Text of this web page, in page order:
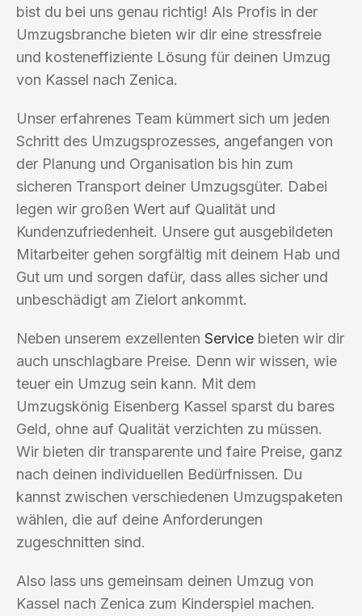
bist du bei uns genau richtig! Als Profis in der
Umzugsbranche bieten wir dir eine stressfreie
und kosteneffiziente Lösung für deinen Umzug
von Kassel nach Zenica.
Unser erfahrenes Team kümmert sich um jeden
Schritt des Umzugsprozesses, angefangen von
der Planung und Organisation bis hin zum
sicheren Transport deiner Umzugsgüter. Dabei
legen wir großen Wert auf Qualität und
Kundenzufriedenheit. Unsere gut ausgebildeten
Mitarbeiter gehen sorgfältig mit deinem Hab und
Gut um und sorgen dafür, dass alles sicher und
unbeschädigt am Zielort ankommt.
Neben unserem exzellenten Service bieten wir dir
auch unschlagbare Preise. Denn wir wissen, wie
teuer ein Umzug sein kann. Mit dem
Umzugskönig Eisenberg Kassel sparst du bares
Geld, ohne auf Qualität verzichten zu müssen.
Wir bieten dir transparente und faire Preise, ganz
nach deinen individuellen Bedürfnissen. Du
kannst zwischen verschiedenen Umzugspaketen
wählen, die auf deine Anforderungen
zugeschnitten sind.
Also lass uns gemeinsam deinen Umzug von
Kassel nach Zenica zum Kinderspiel machen.